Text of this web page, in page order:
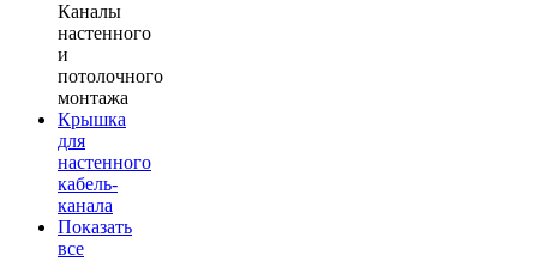
Каналы
настенного
и
потолочного
монтажа
Крышка
для
настенного
кабель-
канала
Показать
все